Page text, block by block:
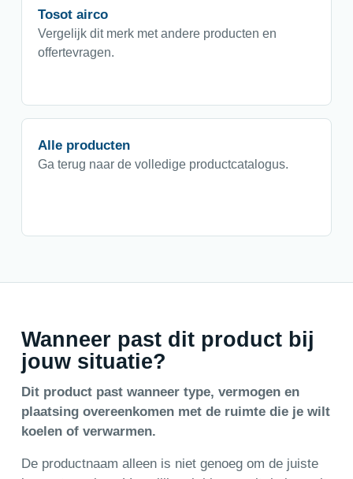
Tosot airco
Vergelijk dit merk met andere producten en
offertevragen.
Alle producten
Ga terug naar de volledige productcatalogus.
Wanneer past dit product bij
jouw situatie?
Dit product past wanneer type, vermogen en
plaatsing overeenkomen met de ruimte die je wilt
koelen of verwarmen.
De productnaam alleen is niet genoeg om de juiste